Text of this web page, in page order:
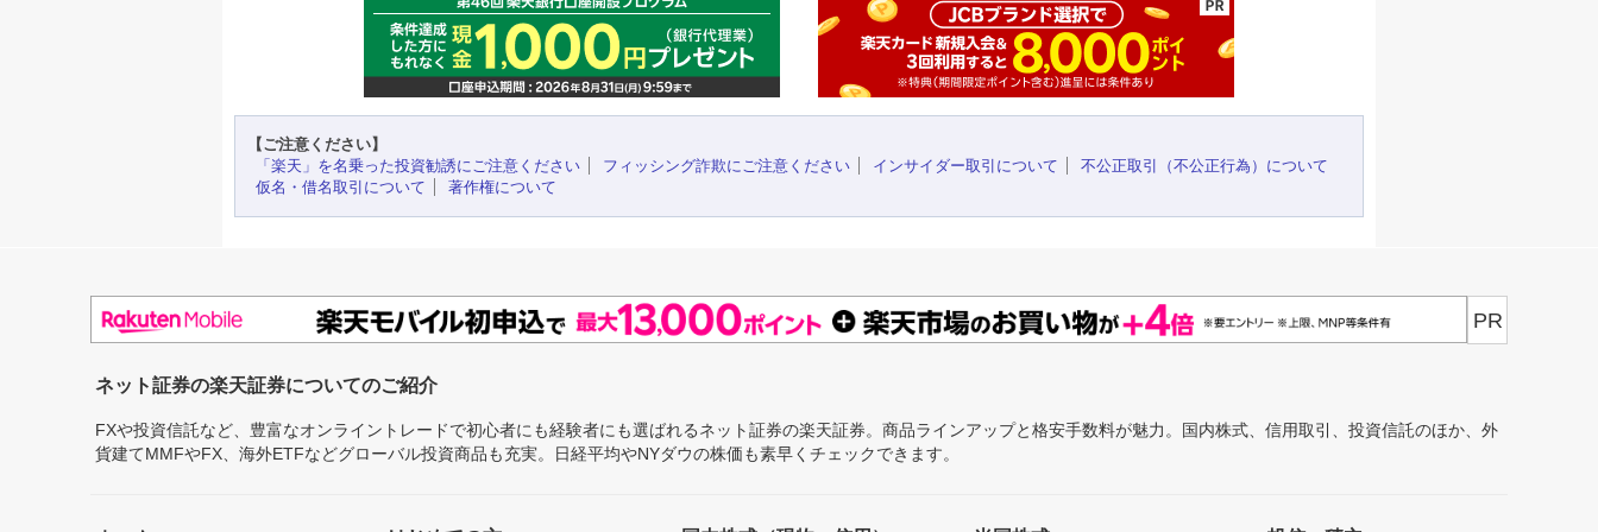
【ご注意ください】
「楽天」を名乗った投資勧誘にご注意ください
フィッシング詐欺にご注意ください インサイダー取引について
不公正取引（不公正行為）について
仮名・借名取引について
著作権について
PR
ネット証券の楽天証券についてのご紹介
FXや投資信託など、豊富なオンライントレードで初心者にも経験者にも選ばれるネット証券の楽天証券。商品ラインアップと格安手数料が魅力。国内株式、信用取引、投資信託のほか、外
貨建てMMFやFX、海外ETFなどグローバル投資商品も充実。日経平均やNYダウの株価も素早くチェックできます。